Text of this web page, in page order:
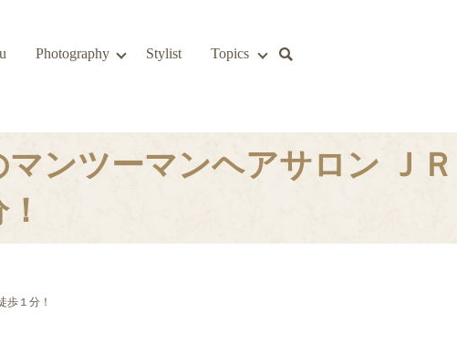
Photography Stylist Topics
ンツーマンヘアサロン ＪＲ
歩１分！